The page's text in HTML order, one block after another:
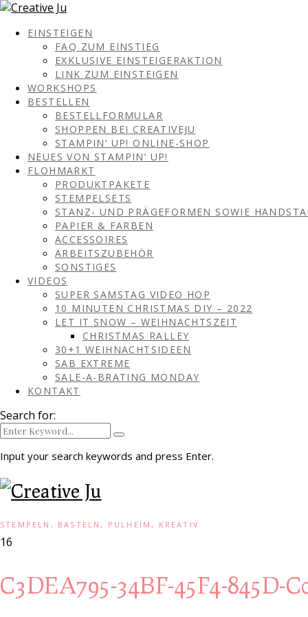
EINSTEIGEN
FAQ ZUM EINSTIEG
EXKLUSIVE EINSTEIGERAKTION
LINK ZUM EINSTEIGEN
WORKSHOPS
BESTELLEN
BESTELLFORMULAR
SHOPPEN BEI CREATIVEJU
STAMPIN‘ UP! ONLINE-SHOP
NEUES VON STAMPIN‘ UP!
FLOHMARKT
PRODUKTPAKETE
STEMPELSETS
STANZ- UND PRÄGEFORMEN SOWIE
PAPIER & FARBEN
ACCESSOIRES
ARBEITSZUBEHÖR
SONSTIGES
VIDEOS
SUPER SAMSTAG VIDEO HOP
10 MINUTEN CHRISTMAS DIY – 2022
LET IT SNOW – WEIHNACHTSZEIT
CHRISTMAS RALLEY
30+1 WEIHNACHTSIDEEN
SAB EXTREME
SALE-A-BRATING MONDAY
KONTAKT
Search for:
Input your search keywords and press Enter.
STEMPELN, BASTELN, PULHEIM, KREATIV
16
C3DEA795-34BF-45F4-845D-